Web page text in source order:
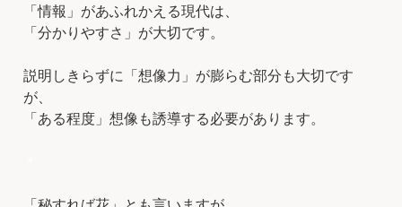
「情報」があふれかえる現代は、
「分かりやすさ」が大切です。
説明しきらずに「想像力」が膨らむ部分も大切です
が、
「ある程度」想像も誘導する必要があります。